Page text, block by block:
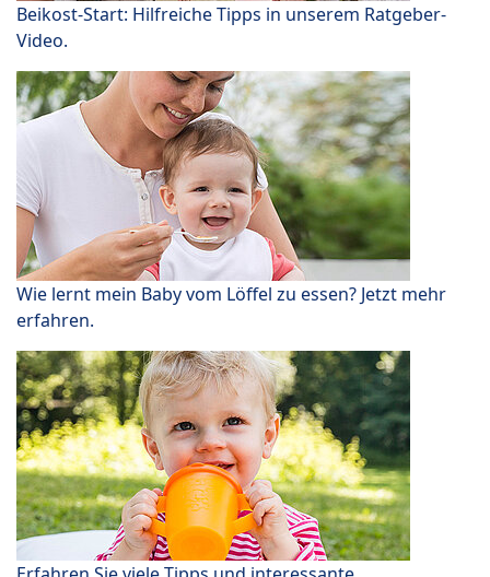
Beikost-Start: Hilfreiche Tipps in unserem Ratgeber-
Video.
Wie lernt mein Baby vom Löffel zu essen? Jetzt mehr
erfahren.